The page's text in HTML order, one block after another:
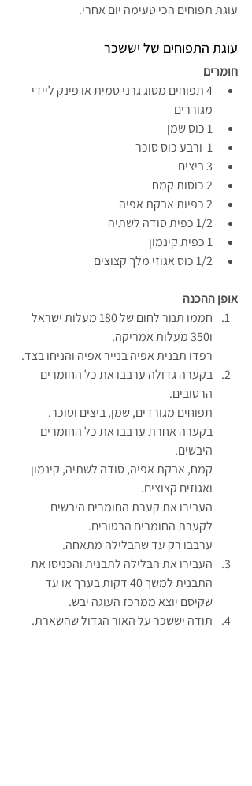
עוגת תפוחים הכי טעימה יום אחרי.
עוגת התפוחים של יששכר
חומרים
4 תפוחים מסוג גרני סמית או פינק ליידי
מגוררים
1 כוס שמן
1  ורבע כוס סוכר
3 ביצים
2 כוסות קמח
2 כפיות אבקת אפיה
1/2 כפית סודה לשתיה
1 כפית קינמון
1/2 כוס אגוזי מלך קצוצים
אופן ההכנה
חממו תנור לחום של 180 מעלות ישראל
ו350 מעלות אמריקה.
רפדו תבנית אפיה בנייר אפיה והניחו בצד.
בקערה גדולה ערבבו את כל החומרים
הרטובים.
תפוחים מגורדים, שמן, ביצים וסוכר.
בקערה אחרת ערבבו את כל החומרים
היבשים.
קמח, אבקת אפיה, סודה לשתיה, קינמון
ואגוזים קצוצים.
העבירו את קערת החומרים היבשים
לקערת החומרים הרטובים.
ערבבו רק עד שהבלילה מתאחה.
העבירו את הבלילה לתבנית והכניסו את
התבנית למשך 40 דקות בערך או עד
שקיסם יוצא ממרכז העוגה יבש.
תודה יששכר על האור הגדול שהשארת.